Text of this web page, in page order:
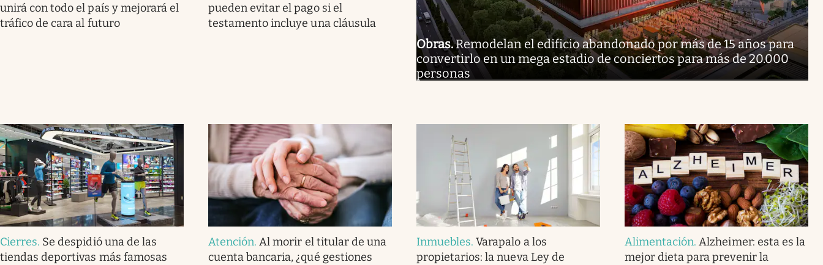
unirá con todo el país y mejorará el
tráfico de cara al futuro
pueden evitar el pago si el
testamento incluye una cláusula
Obras.Remodelan el edificio abandonado por más de 15 años para
convertirlo en un mega estadio de conciertos para más de 20.000
personas
Cierres. Se despidió una de las
tiendas deportivas más famosas
Atención.Al morir el titular de una
cuenta bancaria, ¿qué gestiones
Inmuebles.Varapalo a los
propietarios: la nueva Ley de
Alimentación.Alzheimer: esta es la
mejor dieta para prevenir la